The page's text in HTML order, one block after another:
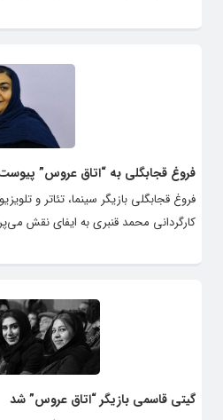
فروغ قجابگلی به “اتاق عروس”
فروغ قجابگلی بازیگر سینما، تئاتر و
کارگردانی محمد قنبری به ایفای نقش
گیتی قاسمی بازیگر “اتاق عروس” شد